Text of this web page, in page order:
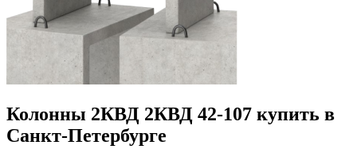
Колонны 2КВД 2КВД 42-107 купить в
Санкт-Петербурге